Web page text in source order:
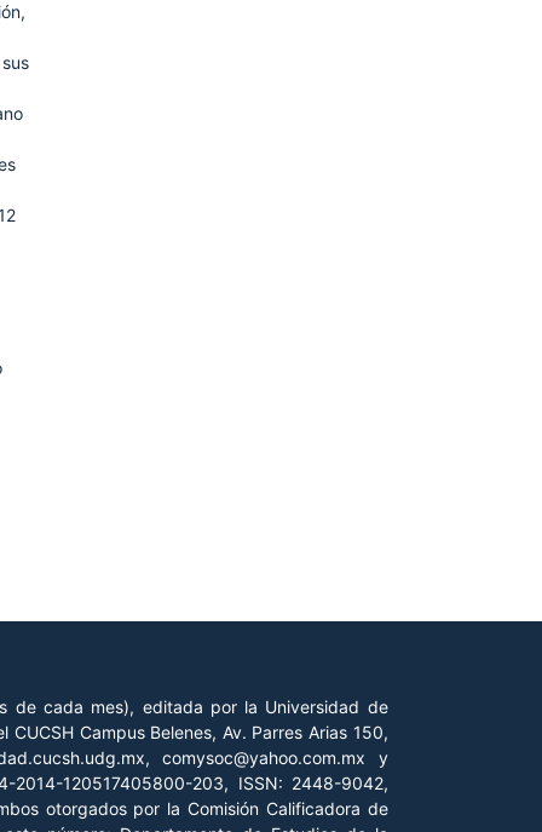
de cada mes), editada por la Universidad de
Campus Belenes, Av. Parres Arias 150,
comysoc@yahoo.com.mx y
2014-120517405800-203, ISSN: 2448-9042,
otorgados por la Comisión Calificadora de